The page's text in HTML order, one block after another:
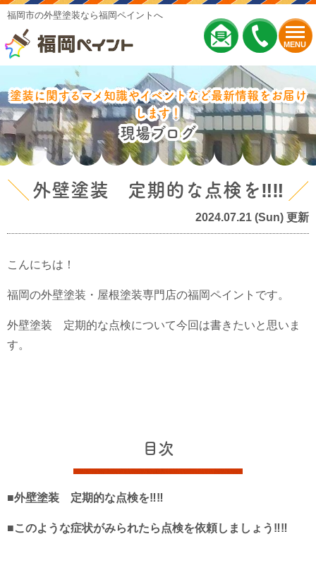
MENU
福岡市の外壁塗装なら福岡ペイントへ
塗装に関するマメ知識やイベントなど最新情報をお届け
します！
現場ブログ
外壁塗装 定期的な点検を‼‼
2024.07.21 (Sun) 更新
こんにちは！
福岡の外壁塗装・屋根塗装専門店の福岡ペイントです。
外壁塗装 定期的な点検について今回は書きたいと思いま
す。
目次
■外壁塗装 定期的な点検を‼‼
■このような症状がみられたら点検を依頼しましょう‼‼